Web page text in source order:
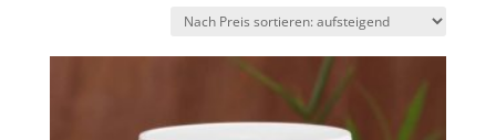
aufsteigend